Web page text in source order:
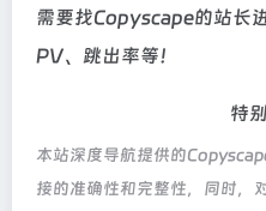
需要找Copyscape的站长
PV、跳出率等！
特
本站深度导航提供的
接的准确性和完整性，同时，